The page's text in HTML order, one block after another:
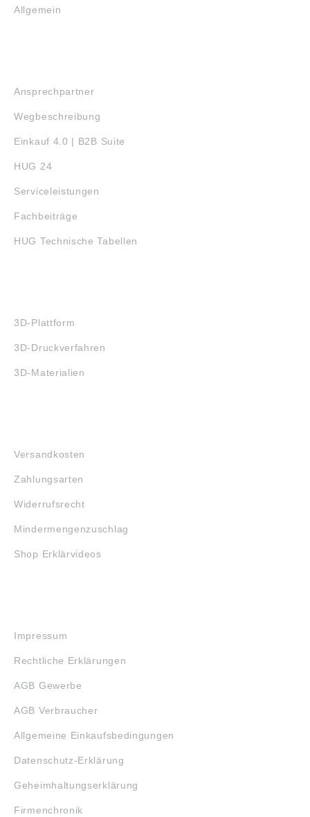
Allgemein
Ansprechpartner
Wegbeschreibung
Einkauf 4.0 | B2B Suite
HUG 24
Serviceleistungen
Fachbeiträge
HUG Technische Tabellen
3D-Plattform
3D-Druckverfahren
3D-Materialien
Versandkosten
Zahlungsarten
Widerrufsrecht
Mindermengenzuschlag
Shop Erklärvideos
Impressum
Rechtliche Erklärungen
AGB Gewerbe
AGB Verbraucher
Allgemeine Einkaufsbedingungen
Datenschutz-Erklärung
Geheimhaltungserklärung
Firmenchronik